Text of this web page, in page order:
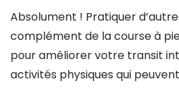
Absolument ! Pratiquer
complément de la course à
pour améliorer votre transit
activités physiques qui